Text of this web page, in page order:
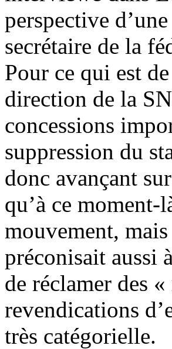
perspective
secrétaire de la
Pour ce qui est
direction de la
concessions
suppression du
donc avançant
qu’à ce
mouvement,
préconisait aussi
de réclamer des
revendications
très catégorielle.